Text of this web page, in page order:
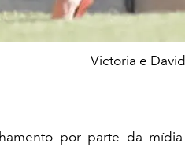
Victoria e
por parte da